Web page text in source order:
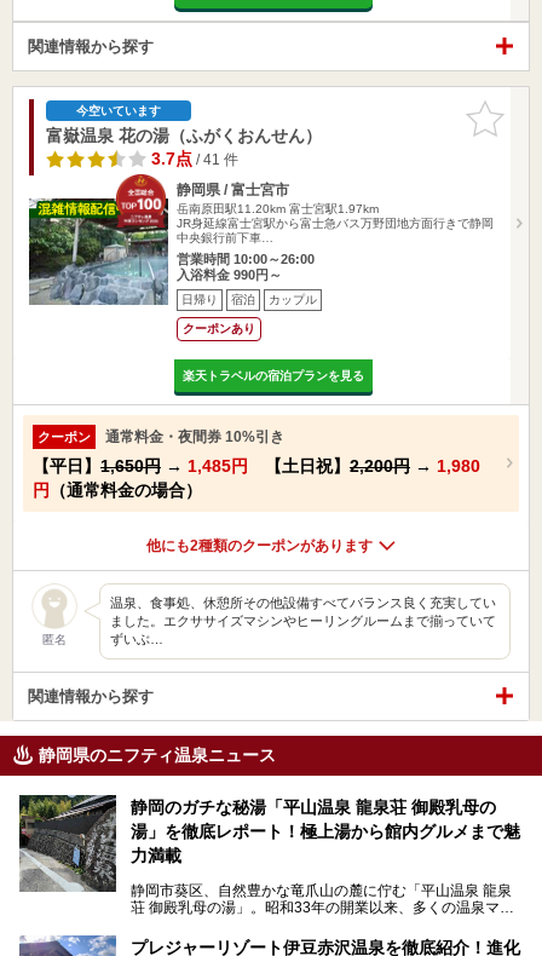
関連情報から探す
お気に入
りに追加
今空いています
富嶽温泉 花の湯（ふがくおんせん）
3.7点/ 41 件
静岡県 / 富士宮市
岳南原田駅11.20km 富士宮駅1.97km
JR身延線富士宮駅から富士急バス万野団地方面行きで静岡
中央銀行前下車…
営業時間 10:00～26:00
入浴料金 990円～
日帰り 宿泊 カップル
クーポンあり
楽天トラベルの宿泊プランを見る
クーポン 通常料金・夜間券 10%引き
【平日】 1,650円 → 1,485円 【土日祝】 2,200円 → 1,980
円
（通常料金の場合）
他にも2種類のクーポンがあります
匿名
温泉、食事処、休憩所その他設備すべてバランス良く充実してい
ました。エクササイズマシンやヒーリングルームまで揃っていて
ずいぶ…
関連情報から探す
静岡県のニフティ温泉ニュース
静岡のガチな秘湯「平山温泉 龍泉荘 御殿乳母の
湯」を徹底レポート！極上湯から館内グルメまで魅
力満載
静岡市葵区、自然豊かな竜爪山の麓に佇む「平山温泉 龍泉
荘 御殿乳母の湯」。昭和33年の開業以来、多くの温泉マニ
極上温泉です。お湯はもちろん、実はグルメも揃っているん
プレジャーリゾート伊豆赤沢温泉を徹底紹介！進化